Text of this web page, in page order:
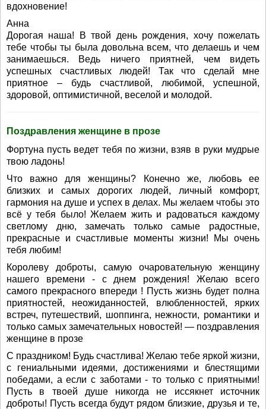
вдохновение!
Анна
Дорогая наша! В твой день рождения, хочу пожелать
тебе чтобы ты была довольна всем, что делаешь и чем
занимаешься. Ведь ничего приятней, чем видеть
успешных счастливых людей! Так что сделай мне
приятное – будь счастливой, любимой, успешной,
здоровой, оптимистичной, веселой и молодой.
Поздравления женщине в прозе
Фортуна пусть ведет тебя по жизни, взяв в руки мудрые
твою ладонь!
Что важно для женщины? Конечно же, любовь ее
близких и самых дорогих людей, личный комфорт,
гармония на душе и успех в делах. Мы желаем чтобы это
всё у тебя было! Желаем жить и радоваться каждому
светлому дню, замечать только самые радостные,
прекрасные и счастливые моменты жизни! Мы очень
тебя любим!
Королеву доброты, самую очаровательную женщину
нашего времени - с днем рождения! Желаю всего
самого прекрасного впереди ! Пусть жизнь будет полна
приятностей, неожиданностей, влюбленностей, ярких
встреч, путешествий, шоппинга, нежности, романтики и
только самых замечательных новостей! — поздравления
женщине в прозе
С праздником! Будь счастлива! Желаю тебе яркой жизни,
с гениальными идеями, достижениями и блестящими
победами, а если с заботами - то только с приятными!
Пусть в твоей душе никогда не иссякнет источник
доброты! Пусть всегда будут рядом близкие, друзья и те,